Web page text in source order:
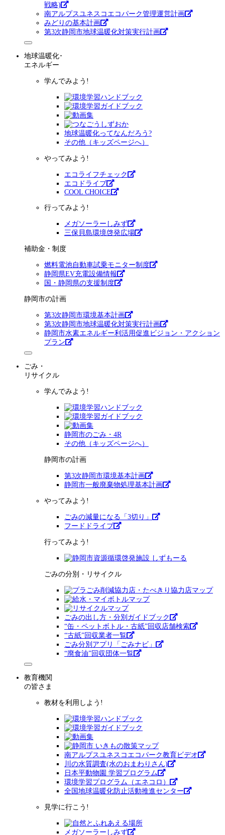
戦略)
南アルプスユネスコエコパーク管理運営計画
みどりの基本計画
第3次静岡市地球温暖化対策実行計画
地球温暖化･
エネルギー
学んでみよう!
地球温暖化ってなんだろう?
その他（キッズページへ）
やってみよう!
エコライフチェック
エコドライブ
COOL CHOICE
行ってみよう!
メガソーラーしみず
三保貝島環境啓発広場
補助金・制度
燃料電池自動車試乗モニター制度
静岡県EV充電設備情報
国・静岡県の支援制度
静岡市の計画
第3次静岡市環境基本計画
第3次静岡市地球温暖化対策実行計画
静岡市水素エネルギー利活用促進ビジョン・アクション
プラン
ごみ・
リサイクル
学んでみよう!
静岡市のごみ・4R
その他（キッズページへ）
静岡市の計画
第3次静岡市環境基本計画
静岡市一般廃棄物処理基本計画
やってみよう!
ごみの減量になる「3切り」
フードドライブ
行ってみよう!
ごみの分別・リサイクル
ごみの出し方・分別ガイドブック
“缶・ペットボトル・古紙”回収店舗検索
“古紙”回収業者一覧
ごみ分別アプリ「ごみナビ」
“廃食油”回収団体一覧
教育機関
の皆さま
教材を利用しよう!
南アルプスユネスコエコパーク教育ビデオ
川の水質調査(水のおまわりさん)
日本平動物園 学習プログラム
環境学習プログラム（エネコロ）
全国地球温暖化防止活動推進センター
見学に行こう!
メガソーラーしみず